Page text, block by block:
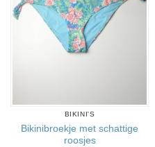
BIKINI'S
Bikinibroekje met schattige
roosjes